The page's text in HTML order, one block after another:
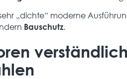
„dichte“ moderne
Bauschutz.